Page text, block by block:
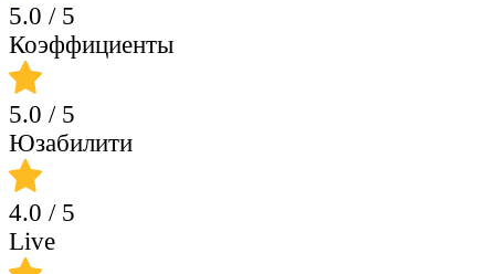
5.0 / 5
Коэффициенты
5.0 / 5
Юзабилити
4.0 / 5
Live